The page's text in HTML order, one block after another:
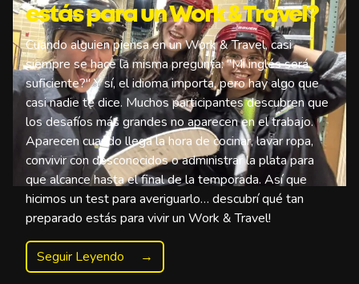
estás para un Work & Travel?
Cuando alguien piensa en un Work & Travel, casi
siempre se hace la misma pregunta: "Mi inglés será
suficiente?" Y sí, el idioma importa, pero hay algo que
casi nadie te dice. Muchos participantes descubren que
los desafíos más grandes no aparecen en el trabajo.
Aparecen cuando llega la hora de cocinar, lavar ropa,
convivir con desconocidos o administrar la plata para
que alcance hasta el final de la temporada. Así que
hicimos un test para averiguarlo… descubrí qué tan
preparado estás para vivir un Work & Travel!
Seguir Leyendo →